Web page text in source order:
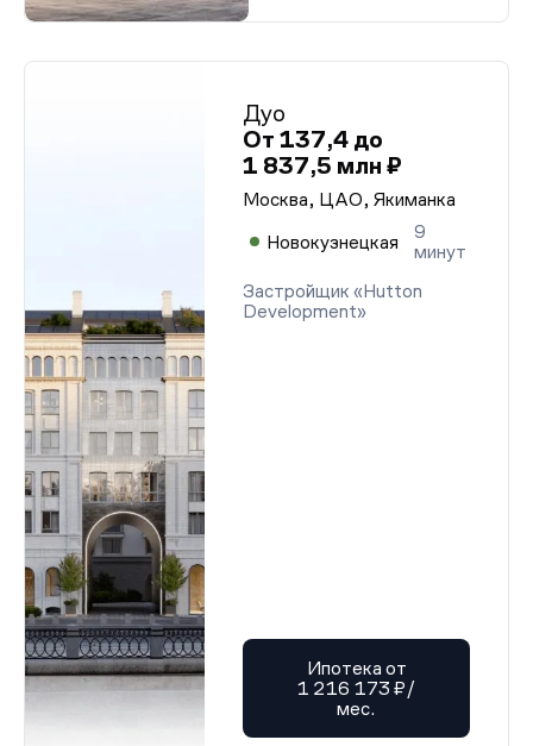
Дуо
От 137,4 до
1 837,5 млн ₽
Москва, ЦАО, Якиманка
Новокузнецкая
9
минут
Застройщик «Hutton
Development»
Ипотека от
1 216 173 ₽/
мес.